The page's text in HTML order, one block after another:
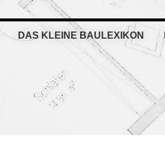
DAS KLEINE BAULEXIKON